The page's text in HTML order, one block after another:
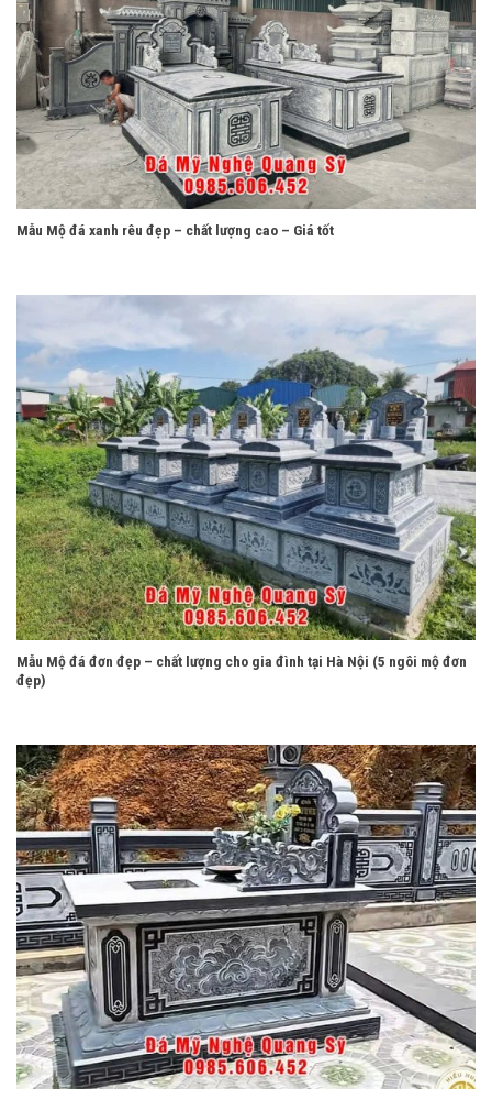
Mẫu Mộ đá xanh rêu đẹp – chất lượng cao – Giá tốt
Mẫu Mộ đá đơn đẹp – chất lượng cho gia đình tại Hà Nội (5 ngôi mộ đơn
đẹp)